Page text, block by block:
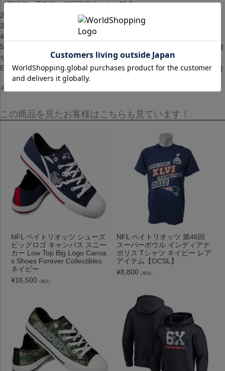
（配送料・手数料は初回発送分のみご請求）
2.お客様都合によるキャンセル・返品はできません。
3.メーカーが在庫を確保できず、キャンセルとなる場合がございます。
4.仕様が変更される場合もございます。
5.配送までに1ヶ月から2ヶ月ほどかかります。（配送日の指定はできま
せん）[スニーカー][靴][High Top Big Logo Canvas Shoes][New
England Patriots][Navy][アメリカンフットボール アメフト][NE/パッツ]
この商品を見たお客様はこちらも見ています！
NFL ペイトリオッツ シューズ
ビッグロゴ キャンパス スニー
カー Low Top Big Logo Canva
s Shoes Forever Collectibles
ネイビー
¥16,500 （税込）
NFL ペイトリオッツ 第46回
スーパーボウル インディアナ
ポリス Tシャツ ネイビー レア
アイテム【OCSL】
¥8,800 （税込）